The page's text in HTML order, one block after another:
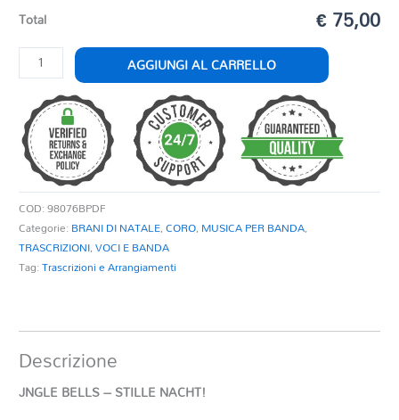
Total € 75,00
JINGLE
BELLS
STILLE
NACHT
quantità
AGGIUNGI AL CARRELLO
COD:98076BPDF
Categorie: BRANI DI NATALE,CORO, MUSICA PER BANDA,
TRASCRIZIONI,VOCI E BANDA
Tag:Trascrizioni e Arrangiamenti
Descrizione
JNGLE BELLS – STILLE NACHT!